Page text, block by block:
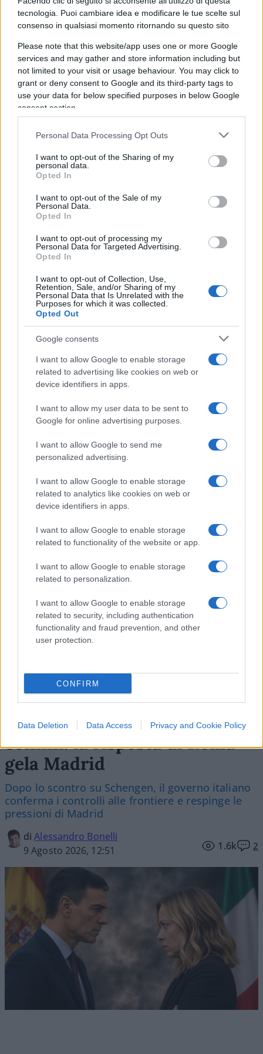
tecnologia. Puoi cambiare idea e modificare le tue scelte sul
consenso in qualsiasi momento ritornando su questo sito
Please note that this website/app uses one or more Google
services and may gather and store information including but
not limited to your visit or usage behaviour. You may click to
grant or deny consent to Google and its third-party tags to
use your data for below specified purposes in below Google
consent section.
Personal Data Processing Opt Outs
I want to opt-out of the Sharing of my
personal data.
Opted In
I want to opt-out of the Sale of my
Personal Data.
Opted In
I want to opt-out of processing my
Personal Data for Targeted Advertising.
Opted In
I want to opt-out of Collection, Use,
Retention, Sale, and/or Sharing of my
Personal Data that Is Unrelated with the
Purposes for which it was collected.
Opted Out
Google consents
I want to allow Google to enable storage
related to advertising like cookies on web or
device identifiers in apps.
I want to allow my user data to be sent to
Google for online advertising purposes.
I want to allow Google to send me
personalized advertising.
I want to allow Google to enable storage
related to analytics like cookies on web or
device identifiers in apps.
I want to allow Google to enable storage
related to functionality of the website or app.
I want to allow Google to enable storage
related to personalization.
I want to allow Google to enable storage
related to security, including authentication
functionality and fraud prevention, and other
user protection.
CONFIRM
Data Deletion Data Access Privacy and Cookie Policy
popolo invisibile di pensionati, lavoratori
ultrasessantenni, disoccupati e partite Iva che
nutriva e ora non nutre più fiducia nell’offerta
politica del centrodestra. E oraDraghi cerca di
dare a Salvini il colpo di graziacon una vera e
propria provocazione.
Nel Documento Programmatico di Bilancio inviato
a Bruxelles c’è1 miliardo di euro in più per il
Reddito di cittadinanza
ma da sempre contrastata da Pd e Italia Viva,
anche se il Pd sono ormai due anni che l’ha fatta
propria pur di stare al governo. La Lega la votò nel
2018 (governo Conte I) nell’ottica del contratto di
governo giallo-verde, e in cambio ottenne
Quota100, misura che faceva peraltro anche parte
del programma di governo pentastellato. Dopo la
parentesi del Conte II, ora
nuovo insieme al governo in un esecutivo
istituzionale formato da tutti i gruppi parlamentari
tranne Fratelli d’Italia. Invece di fare da
primus
inter pares, il presidente del Consiglio gioca
palesemente a favore di due delle coalizioni in
campo: Pd e M5S.
Pagina
Precedente
PAGINA
Vignetta del 07/08/2026
Vai all'archivio delle vignette
Sánchez sfida Meloni sui
confini: la risposta di Roma
gela Madrid
Dopo lo scontro su Schengen, il governo italiano
conferma i controlli alle frontiere e respinge le
pressioni di Madrid
diAlessandro Bonelli
9 Agosto 2026, 12:51
1.6k 2